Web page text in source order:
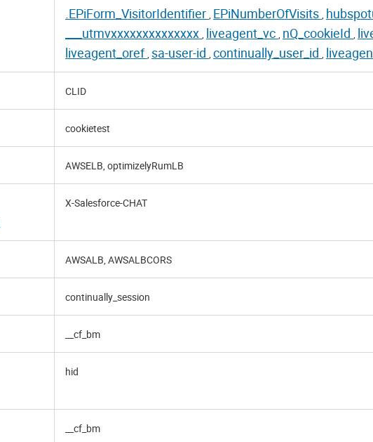
.EPiForm_VisitorIdentifier , EPiNumberOfVisits ,
___utmvxxxxxxxxxxxxxx , liveagent_vc , nQ_cookieId ,
liveagent_oref, sa-user-id , continually_user_id ,
CLID
cookietest
AWSELB, optimizelyRumLB
X-Salesforce-CHAT
AWSALB, AWSALBCORS
continually_session
__cf_bm
hid
__cf_bm